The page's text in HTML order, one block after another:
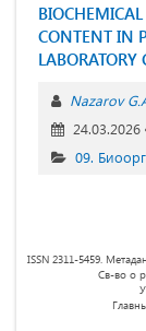
CONTENT IN
Nazarov
24.03.2026
09.
ISSN 2311-5459.
Св-во о